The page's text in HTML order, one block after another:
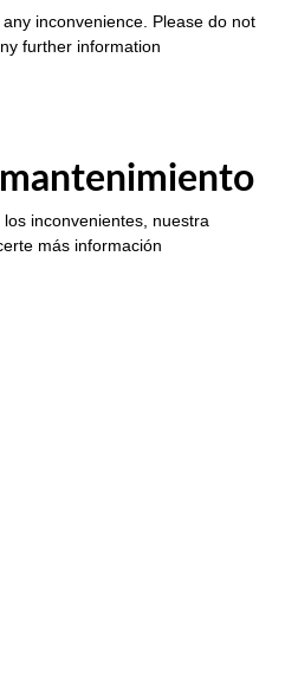
inconvenience. Please do not
further information
inconvenientes, nuestra
más información